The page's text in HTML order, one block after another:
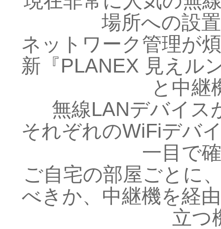
場所への設
ネットワーク管理が
新『PLANEX 見えル
と中継
無線LANデバイス
それぞれのWiFiデバ
一目で
ご自宅の部屋ごとに
べきか、中継機を経
立つ